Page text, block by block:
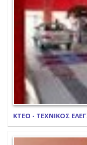
ΚΤΕΟ - ΤΕΧΝΙΚΟΣ